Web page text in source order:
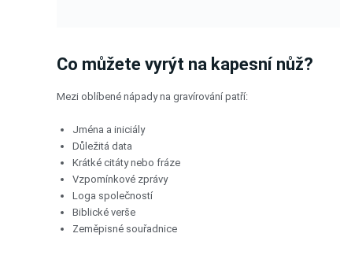
Co můžete vyrýt na kapesní nůž?
Mezi oblíbené nápady na gravírování patří:
Jména a iniciály
Důležitá data
Krátké citáty nebo fráze
Vzpomínkové zprávy
Loga společností
Biblické verše
Zeměpisné souřadnice